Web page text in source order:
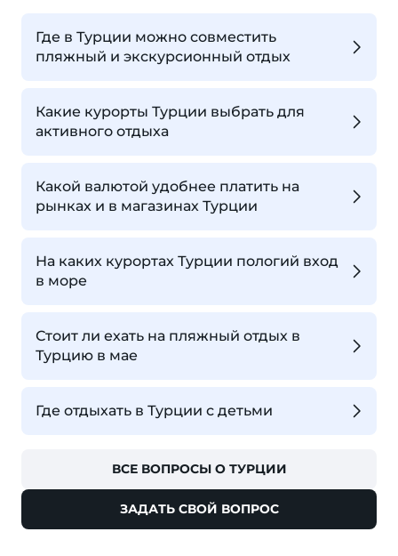
Где в Турции можно совместить
пляжный и экскурсионный отдых
Какие курорты Турции выбрать для
активного отдыха
Какой валютой удобнее платить на
рынках и в магазинах Турции
На каких курортах Турции пологий вход
в море
Стоит ли ехать на пляжный отдых в
Турцию в мае
Где отдыхать в Турции с детьми
ВСЕ ВОПРОСЫ О ТУРЦИИ
ЗАДАТЬ СВОЙ ВОПРОС